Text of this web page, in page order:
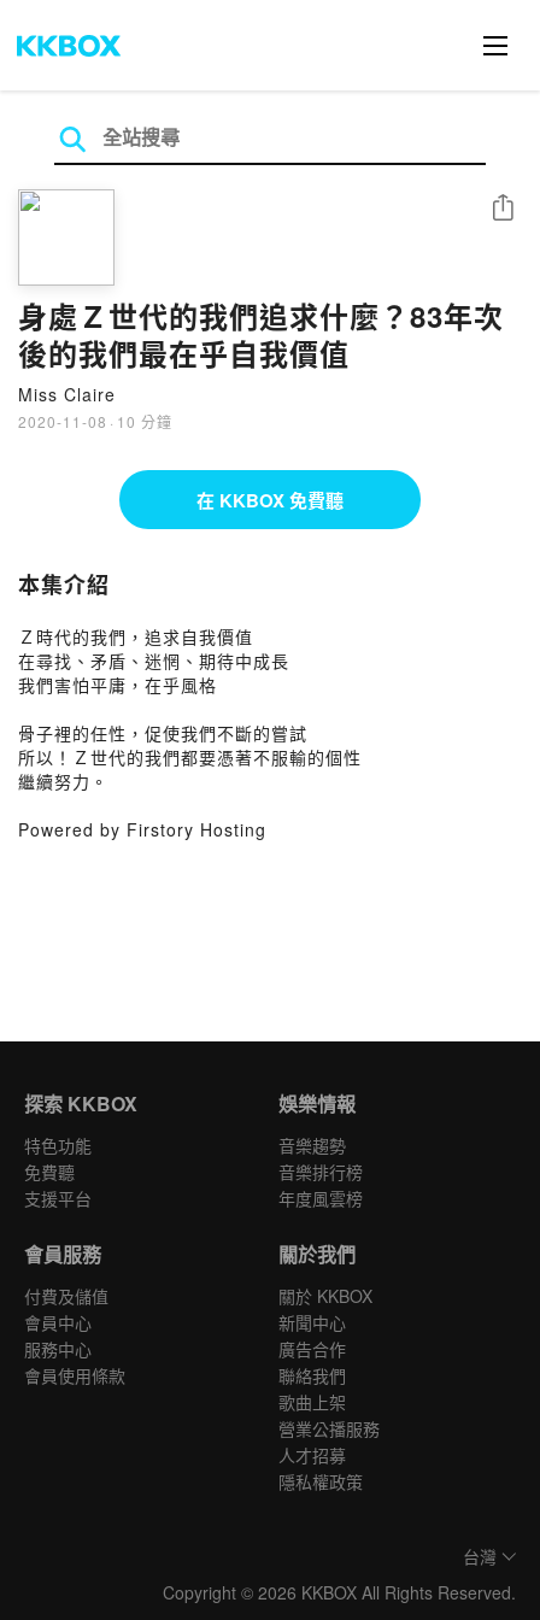
身處Ｚ世代的我們追求什麼？83年次
後的我們最在乎自我價值
Miss Claire
2020-11-08 · 10 分鐘
分享
在 KKBOX 免費聽
本集介紹
Ｚ時代的我們，追求自我價值
在尋找、矛盾、迷惘、期待中成長
我們害怕平庸，在乎風格
骨子裡的任性，促使我們不斷的嘗試
所以！Ｚ世代的我們都要憑著不服輸的個性
繼續努力。
Powered by Firstory Hosting
探索 KKBOX
特色功能
免費聽
支援平台
娛樂情報
音樂趨勢
音樂排行榜
年度風雲榜
會員服務
付費及儲值
會員中心
服務中心
會員使用條款
關於我們
關於 KKBOX
新聞中心
廣告合作
聯絡我們
歌曲上架
營業公播服務
人才招募
隱私權政策
台灣
Copyright © 2026 KKBOX All Rights Reserved.